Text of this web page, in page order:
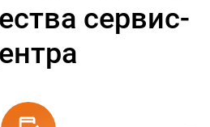
сервис-